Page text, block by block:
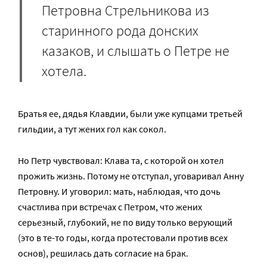
Петровна Стрельникова из
старинного рода донских
казаков, и слышать о Петре не
хотела.
Братья ее, дядья Клавдии, были уже купцами третьей
гильдии, а тут жених гол как сокол.
Но Петр чувствовал: Клава та, с которой он хотел
прожить жизнь. Потому не отступал, уговаривал Анну
Петровну. И уговорил: мать, наблюдая, что дочь
счастлива при встречах с Петром, что жених
серьезный, глубокий, не по виду только верующий
(это в те-то годы, когда протестовали против всех
основ), решилась дать согласие на брак.